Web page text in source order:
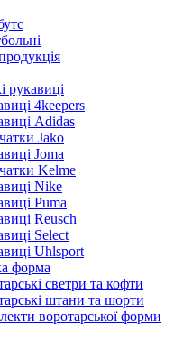
рукавиці
4keepers
Adidas
Jako
Joma
Kelme
Nike
Puma
Reusch
Select
Uhlsport
форма
светри та кофти
штани та шорти
воротарської форми